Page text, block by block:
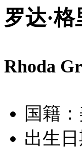
罗达·
Rhoda
国籍
出生日